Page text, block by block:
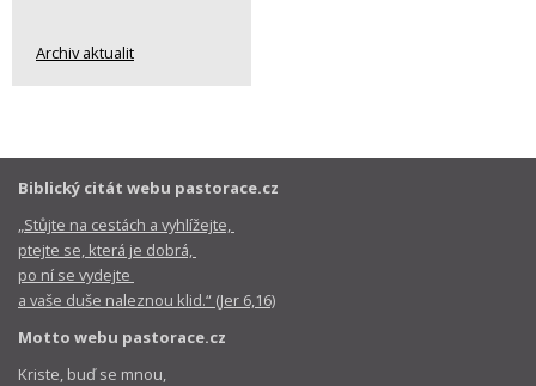
Archiv aktualit
Biblický citát webu pastorace.cz
„Stůjte na cestách a vyhlížejte,
ptejte se, která je dobrá,
po ní se vydejte
a vaše duše naleznou klid.“ (Jer 6,16)
Motto webu pastorace.cz
Kriste, buď se mnou,